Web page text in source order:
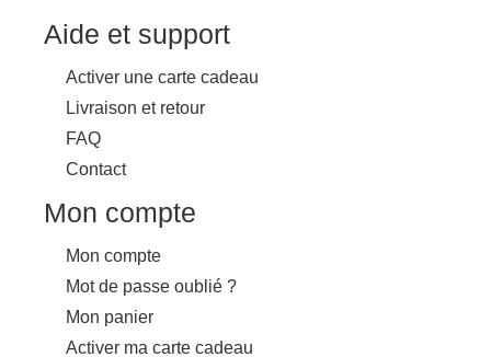
Aide et support
Activer une carte cadeau
Livraison et retour
FAQ
Contact
Mon compte
Mon compte
Mot de passe oublié ?
Mon panier
Activer ma carte cadeau